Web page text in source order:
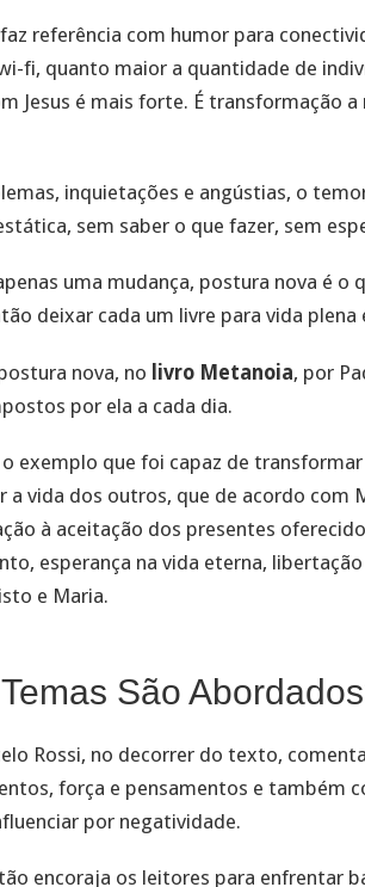
referência com humor para
fi, quanto maior a quantidade de
Jesus é mais forte. É transformação
inquietações e angústias, o
sem saber o que fazer, sem
uma mudança, postura nova é o
deixar cada um livre para vida
nova, no livro Metanoia, por
por ela a cada dia.
o exemplo que foi capaz de
a vida dos outros, que de acordo com
à aceitação dos presentes
esperança na vida eterna,
e Maria.
São
Rossi, no decorrer do texto,
força e pensamentos e também
por negatividade.
encoraja os leitores para enfrentar